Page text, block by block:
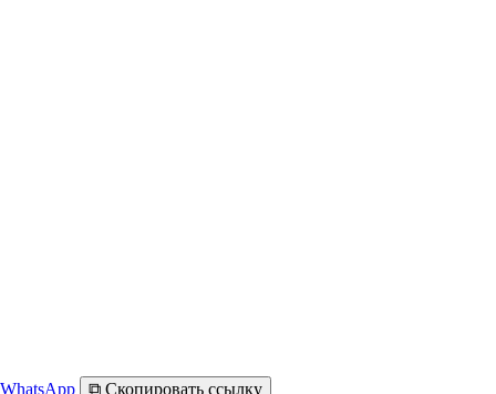
WhatsApp ⧉ Скопировать ссылку